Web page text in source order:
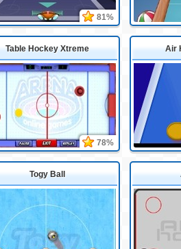
81%
Table Hockey Xtreme
78%
Air
Togy Ball